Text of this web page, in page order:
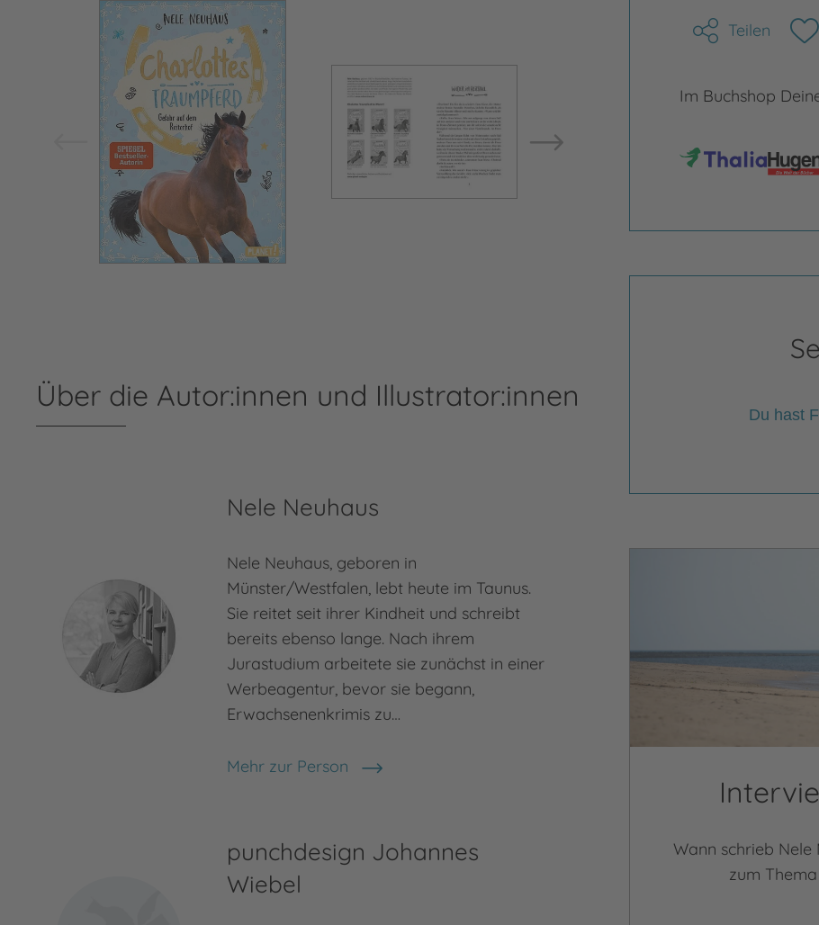
Bild vergrößern
Teilen
Im Buchshop
Du hast
Über die Autor:innen und Illustrator:innen
Nele Neuhaus
Nele Neuhaus, geboren in
Münster/Westfalen, lebt heute im Taunus.
Sie reitet seit ihrer Kindheit und schreibt
bereits ebenso lange. Nach ihrem
Jurastudium arbeitete sie zunächst in einer
Werbeagentur, bevor sie begann,
Erwachsenenkrimis zu…
Mehr zur Person
Nele Neuhaus
punchdesign Johannes
Wiebel
Wann schrieb Nele
zum